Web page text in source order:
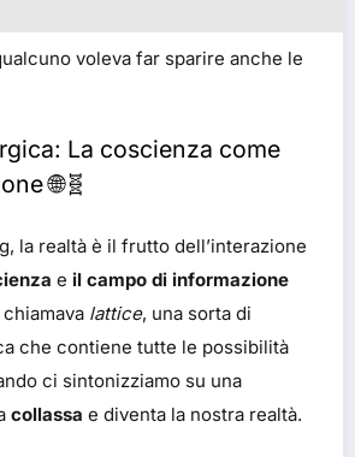
voleva far sparire anche le
La coscienza come
🌐🧬
la realtà è il frutto dell’interazione
e il campo di informazione
lattice, una sorta di
che contiene tutte le possibilità
ci sintonizziamo su una
collassa e diventa la nostra realtà.